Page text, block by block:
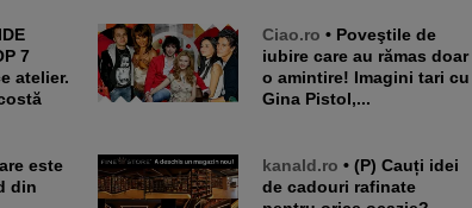
7
atelier.
Ciao.ro • Poveştile de
iubire care au rămas doar
o amintire! Imagini tari cu
Gina Pistol,...
din
kanald.ro • (P) Cauți idei
de cadouri rafinate